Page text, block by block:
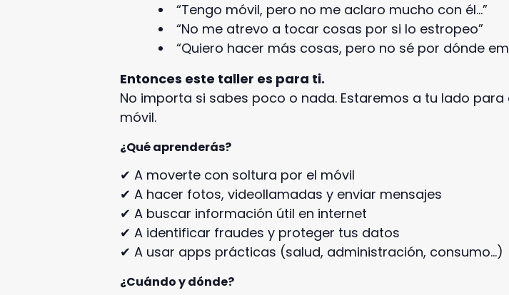
“Tengo móvil, pero no me aclaro mucho con él…”
“No me atrevo a tocar cosas por si lo estropeo”
“Quiero hacer más cosas, pero no sé por dónde
Entonces este taller es para ti.
No importa si sabes poco o nada. Estaremos a tu lado para
móvil.
¿Qué aprenderás?
✔ A moverte con soltura por el móvil
✔ A hacer fotos, videollamadas y enviar mensajes
✔ A buscar información útil en internet
✔ A identificar fraudes y proteger tus datos
✔ A usar apps prácticas (salud, administración, consumo…)
¿Cuándo y dónde?